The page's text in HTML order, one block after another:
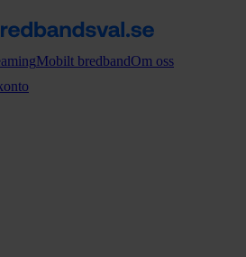
Mobilt bredbandOm oss